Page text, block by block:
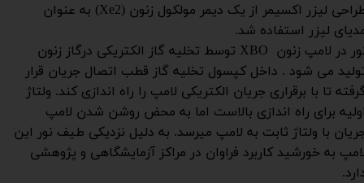
طراحی لیزر اکسیمر از یک دیمر مولکول زنون (Xe2) به عنوان
لیزر استفاده شد.
نور در لامپ زنون XBO توسط تخلیه گاز الکتریکی درگاز زنون
می شود . داخل کپسول تخلیه گاز قطب اتصال جریان قرار
تا با برقراری جریان الکتریکی لامپ را راه اندازی کند. ولتاژ
برای راه اندازی بالاست اما به محض روشن شدن لامپ
با ولتاژ ثابت به لامپ میرسد. به دلیل نزدیکی طیف نور این
به خورشید کاربرد فراوان در مراکز آزمایشگاهی و پژوهشی